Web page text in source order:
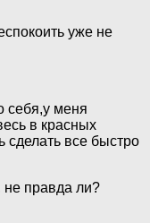
уже не
себя,у меня
в красных
сделать все быстро
правда ли?